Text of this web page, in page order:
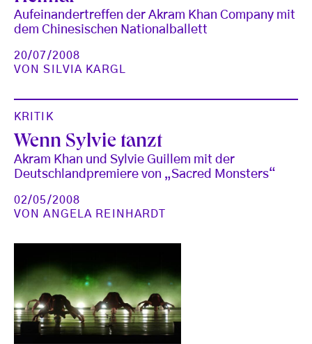
Aufeinandertreffen der Akram Khan Company mit
dem Chinesischen Nationalballett
20/07/2008
VONSILVIA KARGL
KRITIK
Wenn Sylvie tanzt
Akram Khan und Sylvie Guillem mit der
Deutschlandpremiere von „Sacred Monsters“
02/05/2008
VONANGELA REINHARDT